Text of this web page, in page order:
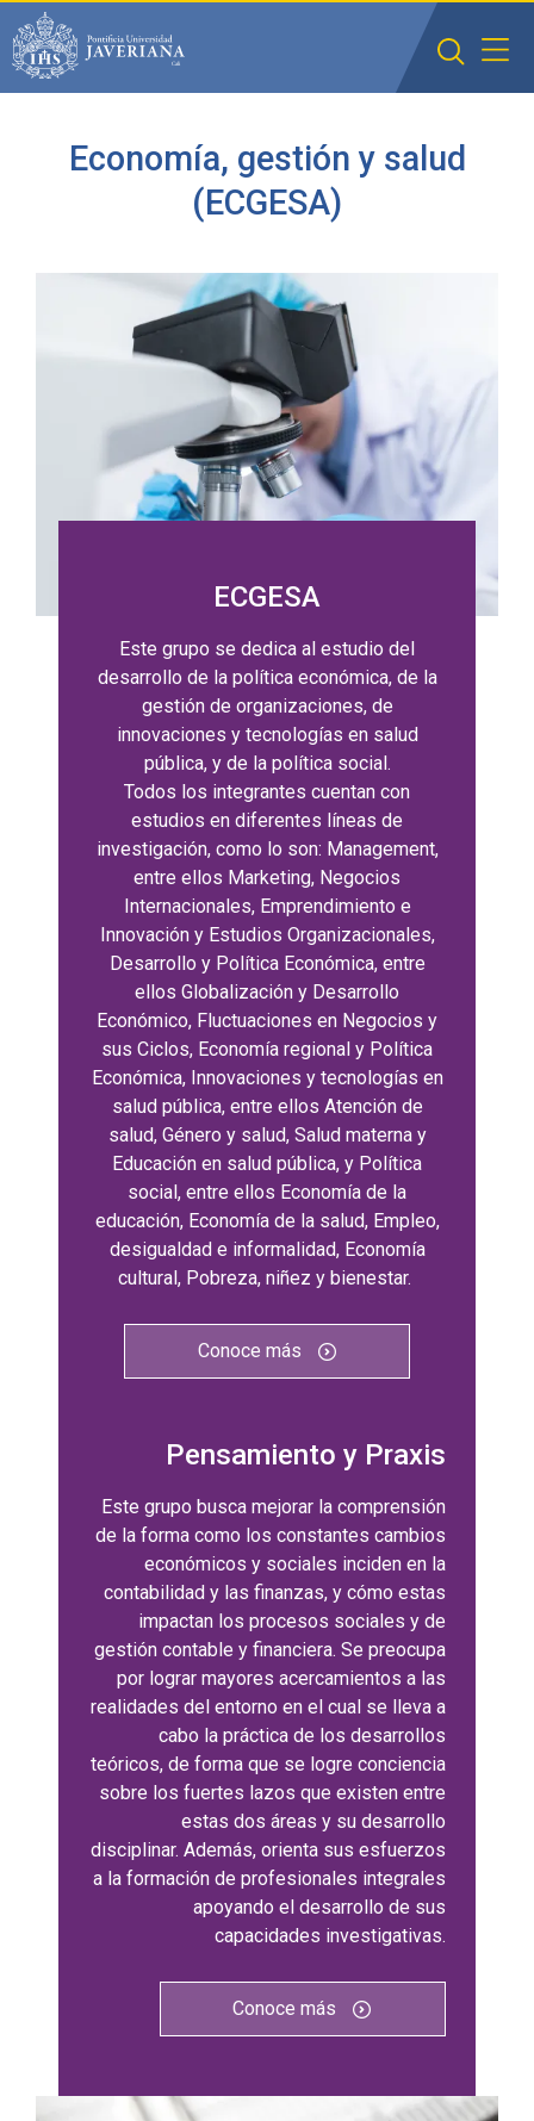
Economía, gestión y salud
(ECGESA)
ECGESA
Este grupo se dedica al estudio del
desarrollo de la política económica, de la
gestión de organizaciones, de
innovaciones y tecnologías en salud
pública, y de la política social.
Todos los integrantes cuentan con
estudios en diferentes líneas de
investigación, como lo son: Management,
entre ellos Marketing, Negocios
Internacionales, Emprendimiento e
Innovación y Estudios Organizacionales,
Desarrollo y Política Económica, entre
ellos Globalización y Desarrollo
Económico, Fluctuaciones en Negocios y
sus Ciclos, Economía regional y Política
Económica, Innovaciones y tecnologías en
salud pública, entre ellos Atención de
salud, Género y salud, Salud materna y
Educación en salud pública, y Política
social, entre ellos Economía de la
educación, Economía de la salud, Empleo,
desigualdad e informalidad, Economía
cultural, Pobreza, niñez y bienestar.
Conoce más
Pensamiento y Praxis
Este grupo busca mejorar la comprensión
de la forma como los constantes cambios
económicos y sociales inciden en la
contabilidad y las finanzas, y cómo estas
impactan los procesos sociales y de
gestión contable y financiera. Se preocupa
por lograr mayores acercamientos a las
realidades del entorno en el cual se lleva a
cabo la práctica de los desarrollos
teóricos, de forma que se logre conciencia
sobre los fuertes lazos que existen entre
estas dos áreas y su desarrollo
disciplinar. Además, orienta sus esfuerzos
a la formación de profesionales integrales
apoyando el desarrollo de sus
capacidades investigativas.
Conoce más